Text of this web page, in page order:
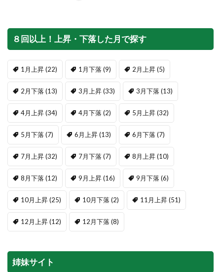
８回以上！上昇・下落した月で探す
1月上昇(22) 1月下落 (9) 2月上昇(5)
2月下落 (13) 3月上昇(33) 3月下落 (13)
4月上昇(34) 4月下落 (2) 5月上昇(32)
5月下落 (7) 6月上昇(13) 6月下落 (7)
7月上昇(32) 7月下落 (7) 8月上昇(10)
8月下落 (12) 9月上昇(16) 9月下落 (6)
10月上昇(25) 10月下落 (2) 11月上昇(51)
12月上昇(12) 12月下落 (8)
姉妹サイト